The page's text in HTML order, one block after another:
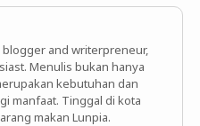
blogger and writerpreneur,
Menulis bukan hanya
kebutuhan dan
manfaat. Tinggal di kota
makan Lunpia.